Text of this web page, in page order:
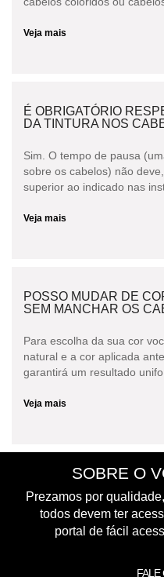
Veja mais
É OBRIGATÓRIO
DA TINTURA NOS
Sim. O tempo de pausa
sobre os cabelos) não
superior ao indicado nas
Veja mais
POSSO MUDAR DE
SEM MANCHAR OS
Para escolha da sua cor
natural e a cor aplicada
garantirá um resultado
Veja mais
SOBRE O
Prezamos por
todos devem ter
portal de fácil
FALE